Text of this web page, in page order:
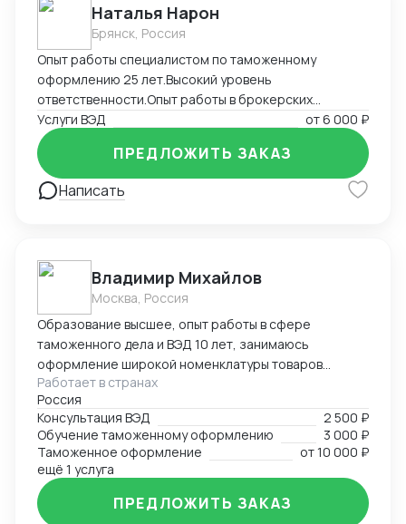
Наталья Нарон
Брянск, Россия
Опыт работы специалистом по таможенному
оформлению 25 лет.Высокий уровень
ответственности.Опыт работы в брокерских
компаниях,компаниях импортерах,большой опыт
самостоятельного декларирования за печатью
клиента.
Услуги ВЭД от6 000 ₽
Написать
ПРЕДЛОЖИТЬ ЗАКАЗ
Владимир Михайлов
Москва, Россия
Образование высшее, опыт работы в сфере
таможенного дела и ВЭД 10 лет, занимаюсь
оформление широкой номенклатуры товаров
(полный цикл ТО), консультированием,
организацией международных перевозок,
организацией всех операционных процессов
связанных с импортно-экспортной деятельностью в
организациях. Свободно владею английским языком.
Также выполню прочие интересные проекты.
Работает в странах
Россия
Консультация ВЭД
2 500 ₽
Обучение таможенному оформлению
3 000 ₽
Таможенное оформление
от10 000 ₽
ещё 1 услуга
ПРЕДЛОЖИТЬ ЗАКАЗ